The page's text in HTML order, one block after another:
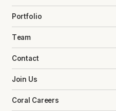
Portfolio
Team
Contact
Join Us
Coral Careers